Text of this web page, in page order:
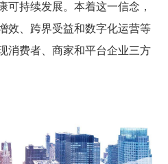
可持续发展。本着这一信念，
效、跨界受益和数字化运营等
消费者、商家和平台企业三方